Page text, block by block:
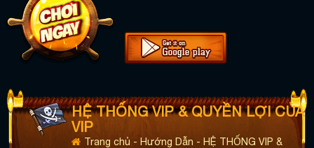
HỆ THỐNG VIP & QUYỀN LỢI CỦA
VIP
Trang chủ - Hướng Dẫn - HỆ THỐNG VIP &